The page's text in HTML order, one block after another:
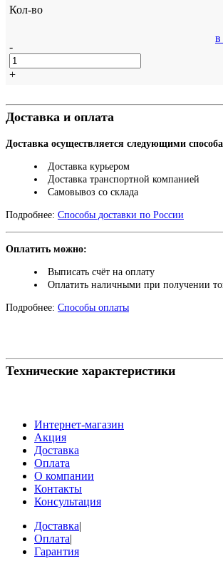
Кол-во
-
+
в
Доставка и оплата
Доставка осуществляется следующими
Доставка курьером
Доставка транспортной компанией
Самовывоз со склада
Подробнее: Способы доставки по России
Оплатить можно:
Выписать счёт на оплату
Оплатить наличными при получении
Подробнее: Способы оплаты
Технические характеристики
Интернет-магазин
Акция
Доставка
Оплата
О компании
Контакты
Консультация
Доставка|
Оплата|
Гарантия